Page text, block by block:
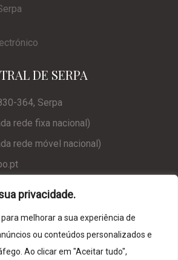
privacidade.
melhorar a sua experiência de
ou conteúdos personalizados e
Ao clicar em "Aceitar tudo",
DE SERPA
364, Serpa
rede fixa nacional)
rede móvel nacional)
de Privacidade